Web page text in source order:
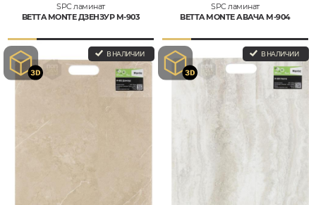
SPC ламинат
BETTA MONTE ДЗЕНЗУР M-903
В НАЛИЧИИ
SPC ламинат
BETTA MONTE АВАЧА M-904
В НАЛИЧИИ